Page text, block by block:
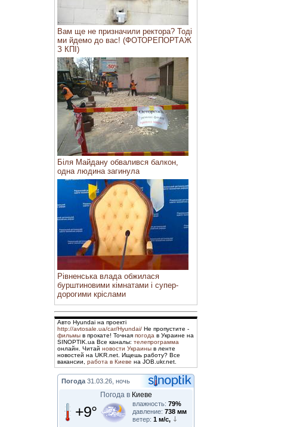
Вам ще не призначили ректора? Тоді
ми йдемо до вас! (ФОТОРЕПОРТАЖ
З КПІ)
Біля Майдану обвалився балкон,
одна людина загинула
Рівненська влада обжилася
бурштиновими кімнатами і супер-
дорогими кріслами
Авто Hyundai на проекті
http://avtosale.ua/car/Hyundai/ Не пропустите -
фильмы в прокате! Точная погода в Украине на
SINOPTIK.ua Все каналы: телепрограмма
онлайн. Читай новости Украины в ленте
новостей на UKR.net. Ищешь работу? Все
вакансии, работа в Киеве на JOB.ukr.net.
Погода 31.03.26, ночь
Погода в Киеве
+9° влажность: 79%
давление: 738 мм
ветер: 1 м/с,